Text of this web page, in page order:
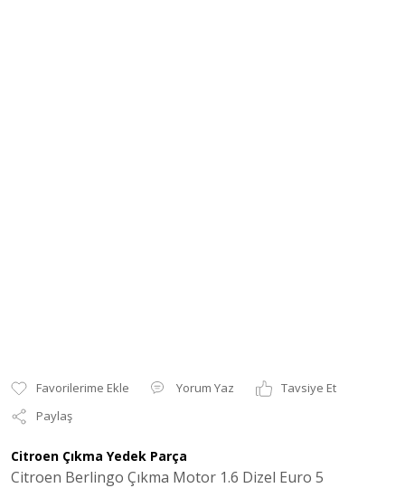
Yorum Yaz
Tavsiye Et
Paylaş
Citroen Çıkma Yedek Parça
Citroen Berlingo Çıkma Motor 1.6 Dizel Euro 5